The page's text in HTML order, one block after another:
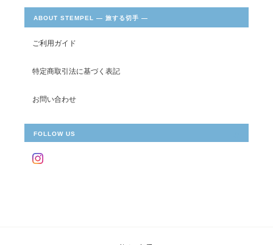
ABOUT STEMPEL ― 旅する切手 ―
ご利用ガイド
特定商取引法に基づく表記
お問い合わせ
FOLLOW US